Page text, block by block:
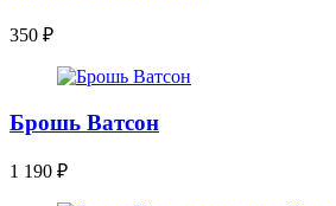
350 ₽
Брошь Ватсон
1 190 ₽